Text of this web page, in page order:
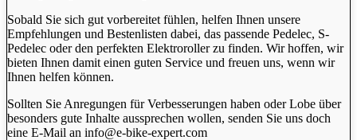
Sobald Sie sich gut vorbereitet fühlen, helfen Ihnen unsere
Empfehlungen und Bestenlisten dabei, das passende Pedelec, S-
Pedelec oder den perfekten Elektroroller zu finden. Wir hoffen, wir
bieten Ihnen damit einen guten Service und freuen uns, wenn wir
Ihnen helfen können.
Sollten Sie Anregungen für Verbesserungen haben oder Lobe über
besonders gute Inhalte aussprechen wollen, senden Sie uns doch
eine E-Mail an info@e-bike-expert.com